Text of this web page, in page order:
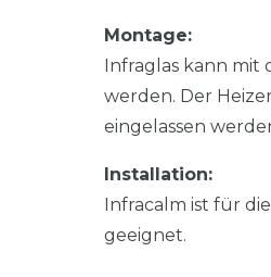
Montage:
Infraglas kann
werden. Der
eingelassen
Installation:
Infracalm ist für
geeignet.